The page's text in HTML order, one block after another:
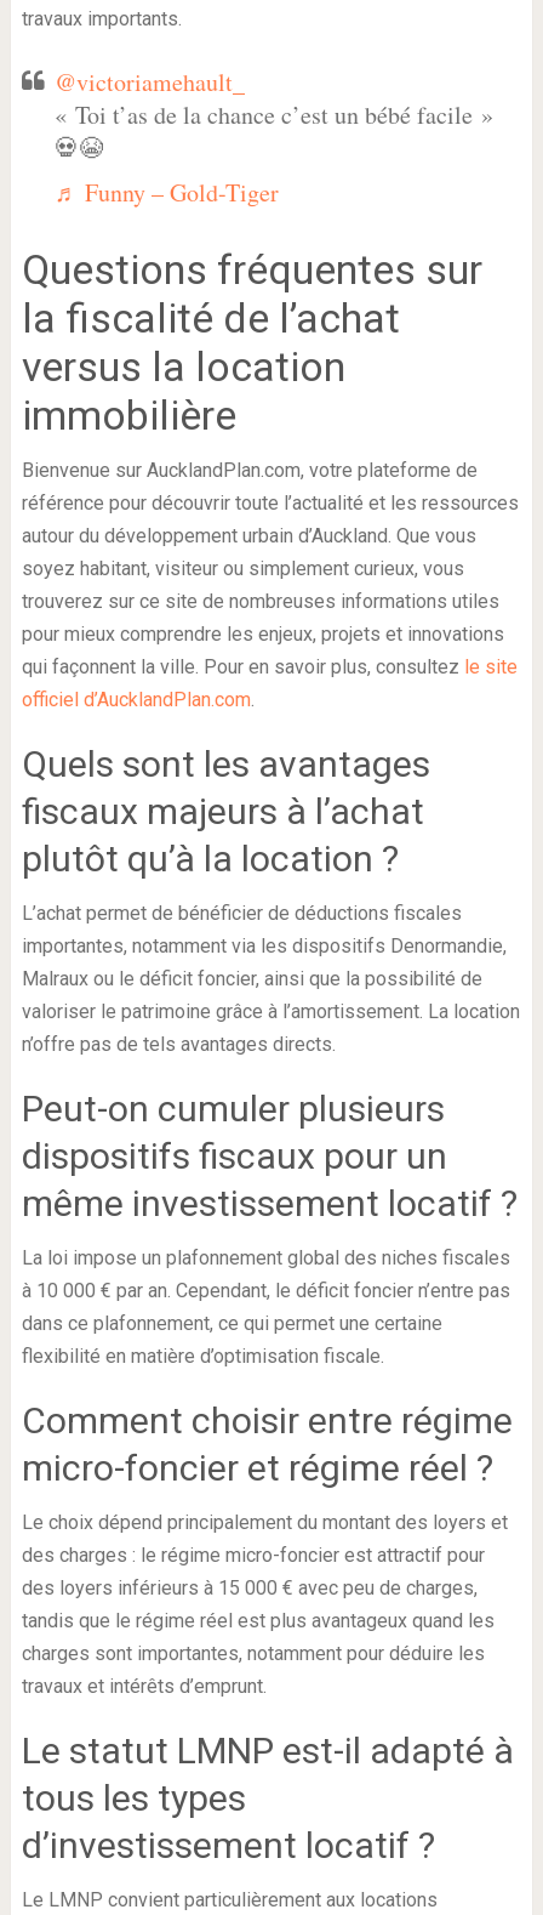
travaux importants.
@victoriamehault_
« Toi t’as de la chance c’est un bébé facile »
💀😭
♬ Funny – Gold-Tiger
Questions fréquentes sur
la fiscalité de l’achat
versus la location
immobilière
Bienvenue sur AucklandPlan.com, votre plateforme de
référence pour découvrir toute l’actualité et les ressources
autour du développement urbain d’Auckland. Que vous
soyez habitant, visiteur ou simplement curieux, vous
trouverez sur ce site de nombreuses informations utiles
pour mieux comprendre les enjeux, projets et innovations
qui façonnent la ville. Pour en savoir plus, consultez le site
officiel d’AucklandPlan.com.
Quels sont les avantages
fiscaux majeurs à l’achat
plutôt qu’à la location ?
L’achat permet de bénéficier de déductions fiscales
importantes, notamment via les dispositifs Denormandie,
Malraux ou le déficit foncier, ainsi que la possibilité de
valoriser le patrimoine grâce à l’amortissement. La location
n’offre pas de tels avantages directs.
Peut-on cumuler plusieurs
dispositifs fiscaux pour un
même investissement locatif ?
La loi impose un plafonnement global des niches fiscales
à 10 000 € par an. Cependant, le déficit foncier n’entre pas
dans ce plafonnement, ce qui permet une certaine
flexibilité en matière d’optimisation fiscale.
Comment choisir entre régime
micro-foncier et régime réel ?
Le choix dépend principalement du montant des loyers et
des charges : le régime micro-foncier est attractif pour
des loyers inférieurs à 15 000 € avec peu de charges,
tandis que le régime réel est plus avantageux quand les
charges sont importantes, notamment pour déduire les
travaux et intérêts d’emprunt.
Le statut LMNP est-il adapté à
tous les types
d’investissement locatif ?
Le LMNP convient particulièrement aux locations